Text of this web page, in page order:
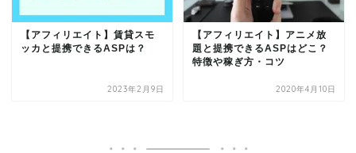
【アフィリエイト】賃貸スモ
ッカと提携できるASPは？
2023年2月9日
【アフィリエイト】アニメ放
題と提携できるASPはどこ？
特徴や稼ぎ方・コツ
2020年4月10日